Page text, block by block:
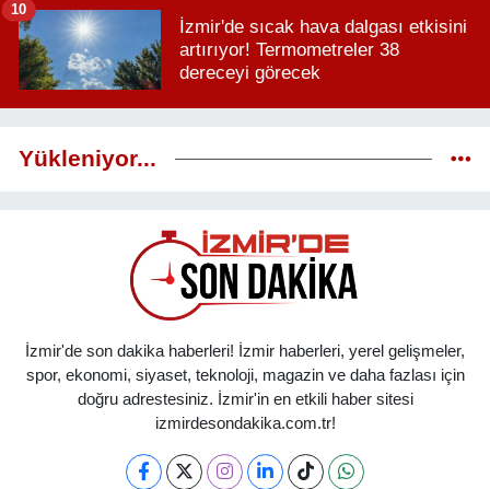
İzmir'de sıcak hava dalgası etkisini
artırıyor! Termometreler 38
dereceyi görecek
10
Yükleniyor...
İzmir'de son dakika haberleri! İzmir haberleri, yerel gelişmeler,
spor, ekonomi, siyaset, teknoloji, magazin ve daha fazlası için
doğru adrestesiniz. İzmir'in en etkili haber sitesi
izmirdesondakika.com.tr!